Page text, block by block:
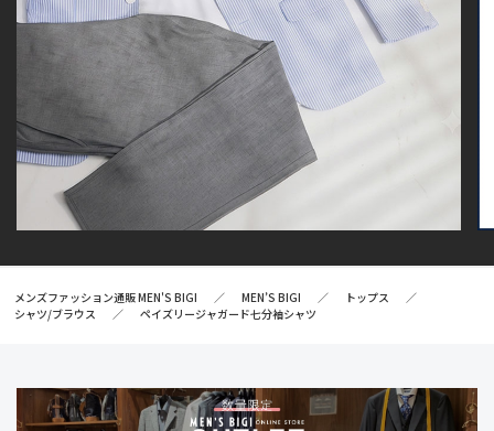
メンズファッション通販 MEN'S BIGI MEN’S BIGI
トップス
シャツ/ブラウス
ペイズリージャガード七分袖シャツ